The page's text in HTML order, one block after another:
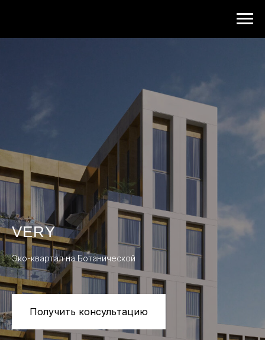
VERY
Эко-квартал на Ботанической
Получить консультацию